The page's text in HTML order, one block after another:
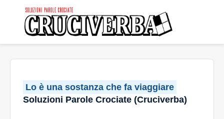
Lo è una sostanza che fa viaggiare
Soluzioni Parole Crociate (Cruciverba)